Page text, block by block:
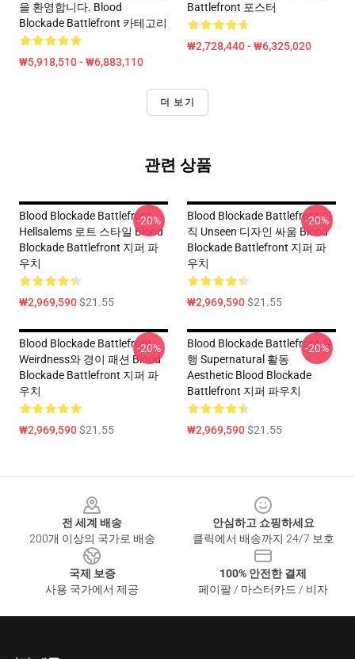
을 환영합니다. Blood
Blockade Battlefront 카테고리
₩5,918,510 - ₩6,883,110
Battlefront 포스터
₩2,728,440 - ₩6,325,020
더 보기
관련 상품
Blood Blockade Battlefront
Hellsalems 로트 스타일 Blood
Blockade Battlefront 지퍼 파
우치
₩2,969,590$21.55
-20%
Blood Blockade Battlefront 아
직 Unseen 디자인 싸움 Blood
Blockade Battlefront 지퍼 파
우치
₩2,969,590$21.55
-20%
Blood Blockade Battlefront
Weirdness와 경이 패션 Blood
Blockade Battlefront 지퍼 파
우치
₩2,969,590$21.55
-20%
Blood Blockade Battlefront 유
행 Supernatural 활동
Aesthetic Blood Blockade
Battlefront 지퍼 파우치
₩2,969,590$21.55
-20%
전 세계 배송
200개 이상의 국가로 배송
안심하고 쇼핑하세요
클릭에서 배송까지 24/7 보호
국제 보증
사용 국가에서 제공
100% 안전한 결제
페이팔 / 마스터카드 / 비자